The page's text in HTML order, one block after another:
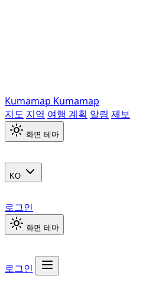
Kumamap Kumamap
지도 지역 여행 계획 알림 제보
화면 테마
KO
로그인
화면 테마
로그인